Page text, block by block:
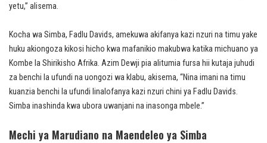
yetu,” alisema.
Kocha wa Simba, Fadlu Davids, amekuwa akifanya kazi nzuri na timu yake
huku akiongoza kikosi hicho kwa mafanikio makubwa katika michuano ya
Kombe la Shirikisho Afrika. Azim Dewji pia alitumia fursa hii kutaja juhudi
za benchi la ufundi na uongozi wa klabu, akisema, “Nina imani na timu
kuanzia benchi la ufundi linalofanya kazi nzuri chini ya Fadlu Davids.
Simba inashinda kwa ubora uwanjani na inasonga mbele.”
Mechi ya Marudiano na Maendeleo ya Simba